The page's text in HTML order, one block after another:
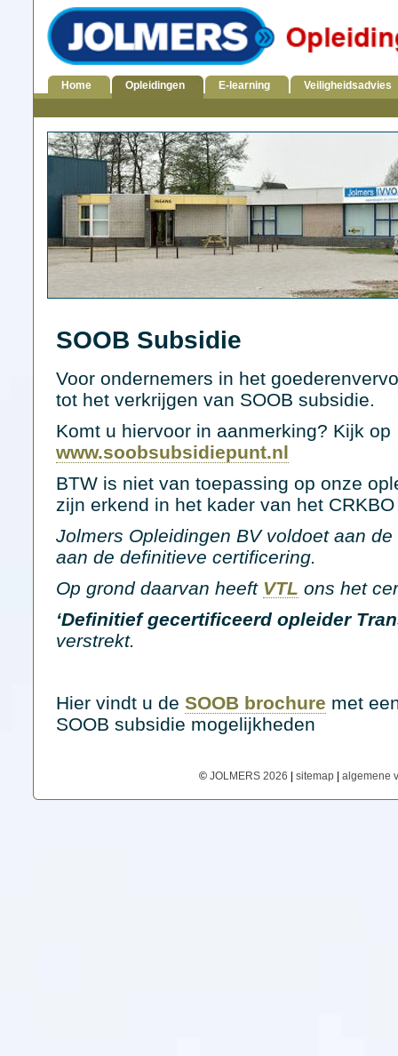
Home Opleidingen E-learning Veiligheidsadvies
SOOB Subsidie
Voor ondernemers in het
tot het verkrijgen van SOOB subsidie.
Komt u hiervoor in aanmerking? Kijk op
www.soobsubsidiepunt.nl
BTW is niet van toepassing op onze
zijn erkend in het kader van het
Jolmers Opleidingen BV voldoet aan
aan de definitieve certificering.
Op grond daarvan heeft VTL ons het
‘Definitief gecertificeerd opleider
verstrekt.
Hier vindt u de SOOB brochure met
SOOB subsidie mogelijkheden
© JOLMERS 2026 | sitemap| algemene